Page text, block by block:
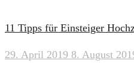
11 Tipps für Einsteiger
29. April 2019 8. August